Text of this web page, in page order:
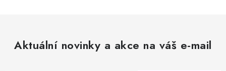
Aktuální novinky a akce na váš e-mail